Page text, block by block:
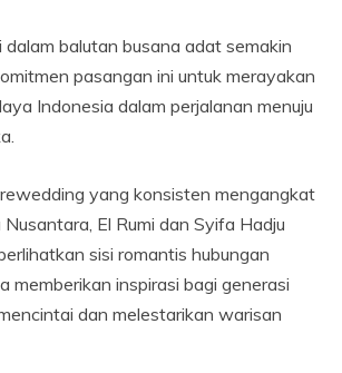
dalam balutan busana adat semakin
pasangan ini untuk merayakan
Indonesia dalam perjalanan menuju
yang konsisten mengangkat
El Rumi dan Syifa Hadju
sisi romantis hubungan
memberikan inspirasi bagi generasi
dan melestarikan warisan